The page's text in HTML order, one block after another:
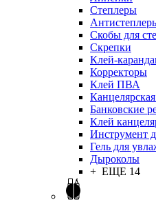
Степлеры
Скобы для
Скрепки
Клей-
Корректоры
Клей ПВА
Банковские
Клей
Инструмент
Гель для
Дыроколы
+ ЕЩЕ 14